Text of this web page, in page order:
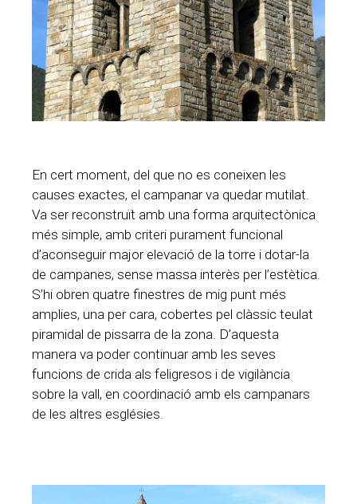
En cert moment, del que no es coneixen les
causes exactes, el campanar va quedar mutilat.
Va ser reconstruït amb una forma arquitectònica
més simple, amb criteri purament funcional
d’aconseguir major elevació de la torre i dotar-la
de campanes, sense massa interès per l’estètica.
S’hi obren quatre finestres de mig punt més
amplies, una per cara, cobertes pel clàssic teulat
piramidal de pissarra de la zona. D’aquesta
manera va poder continuar amb les seves
funcions de crida als feligresos i de vigilància
sobre la vall, en coordinació amb els campanars
de les altres esglésies.